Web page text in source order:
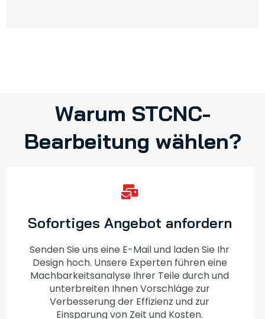
Warum STCNC-
Bearbeitung wählen?
Sofortiges Angebot anfordern
Senden Sie uns eine E-Mail und laden Sie Ihr
Design hoch. Unsere Experten führen eine
Machbarkeitsanalyse Ihrer Teile durch und
unterbreiten Ihnen Vorschläge zur
Verbesserung der Effizienz und zur
Einsparung von Zeit und Kosten.